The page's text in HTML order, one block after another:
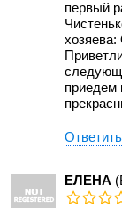
первый
хозяева:
приедем
Ответить
ЕЛЕНА